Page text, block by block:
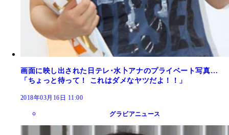
画面に映し出された日テレ･水卜アナのプライベート写真…
「ちょっと待って！ これはダメなヤツだよ！！」
2018年03月16日 11:00
グラビアニュース